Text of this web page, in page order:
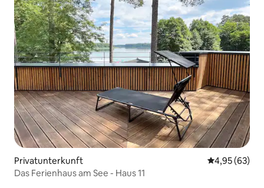
Privatunterkunft
4,95 (63)
Das Ferienhaus am See - Haus 11